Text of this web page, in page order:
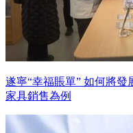
遂寧“幸福賬單” 如何將
家具銷售為例